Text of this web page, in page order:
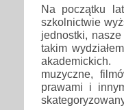
Na początku
szkolnictwie
jednostki,
takim
akademickich.
muzyczne,
prawami i